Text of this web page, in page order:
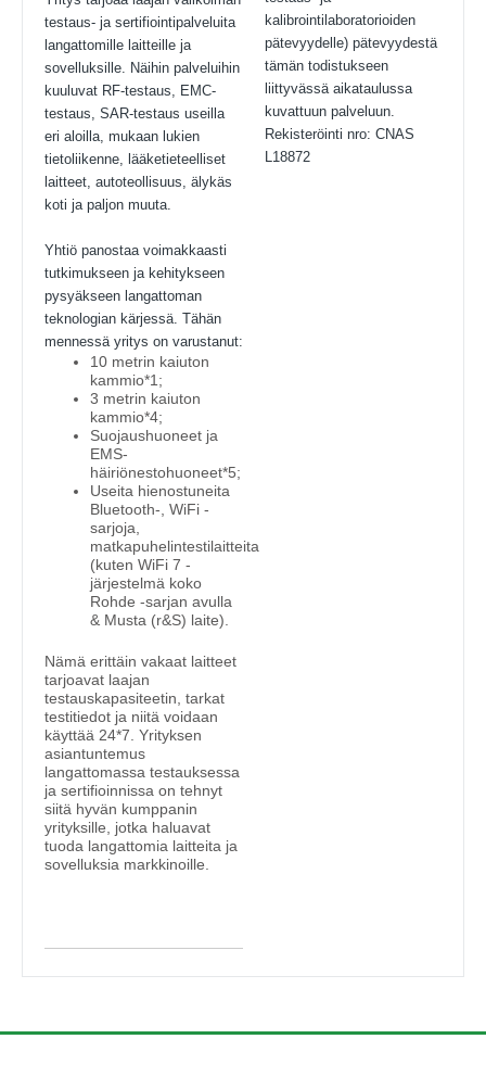
testaus- ja sertifiointipalveluita
langattomille laitteille ja
sovelluksille. Näihin palveluihin
kuuluvat RF-testaus, EMC-
testaus, SAR-testaus useilla
eri aloilla, mukaan lukien
tietoliikenne, lääketieteelliset
laitteet, autoteollisuus, älykäs
koti ja paljon muuta.
Yhtiö panostaa voimakkaasti
tutkimukseen ja kehitykseen
pysyäkseen langattoman
teknologian kärjessä. Tähän
mennessä yritys on varustanut:
10 metrin kaiuton
kammio*1;
3 metrin kaiuton
kammio*4;
Suojaushuoneet ja
EMS-
häiriönestohuoneet*5;
Useita hienostuneita
Bluetooth-, WiFi -
sarjoja,
matkapuhelintestilaitteita
(kuten WiFi 7 -
järjestelmä koko
Rohde -sarjan avulla
& Musta (r&S) laite).
Nämä erittäin vakaat laitteet
tarjoavat laajan
testauskapasiteetin, tarkat
testitiedot ja niitä voidaan
käyttää 24*7. Yrityksen
asiantuntemus
langattomassa testauksessa
ja sertifioinnissa on tehnyt
siitä hyvän kumppanin
yrityksille, jotka haluavat
tuoda langattomia laitteita ja
sovelluksia markkinoille.
kalibrointilaboratorioiden
pätevyydelle) pätevyydestä
tämän todistukseen
liittyvässä aikataulussa
kuvattuun palveluun.
Rekisteröinti nro: CNAS
L18872